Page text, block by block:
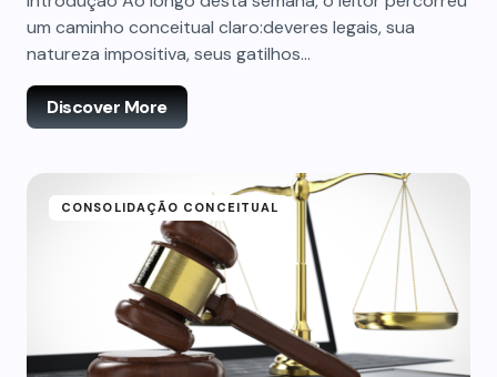
um caminho conceitual claro:deveres legais, sua
natureza impositiva, seus gatilhos…
Discover More
CONSOLIDAÇÃO CONCEITUAL